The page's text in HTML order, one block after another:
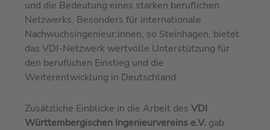
und die Bedeutung eines starken beruflichen
Netzwerks. Besonders für internationale
Nachwuchsingenieur:innen, so Steinhagen, bietet
das VDI-Netzwerk wertvolle Unterstützung für
den beruflichen Einstieg und die
Weiterentwicklung in Deutschland.
Zusätzliche Einblicke in die Arbeit des VDI
Württembergischen Ingenieurvereins e.V. gab